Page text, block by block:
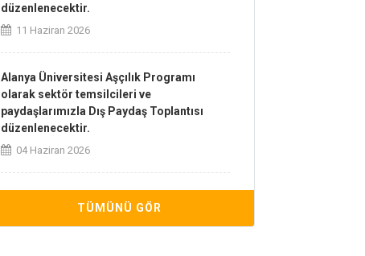
düzenlenecektir.
11 Haziran 2026
Alanya Üniversitesi Aşçılık Programı
olarak sektör temsilcileri ve
paydaşlarımızla Dış Paydaş Toplantısı
düzenlenecektir.
04 Haziran 2026
Bütünleme Sınav Takvimi Yayınlandı
TÜMÜNÜ GÖR